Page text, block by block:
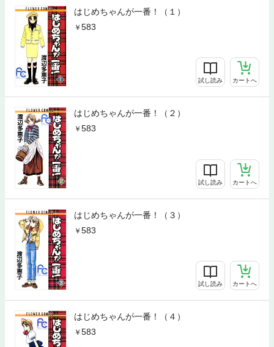
はじめちゃんが一番！（１）
583
試し読み カートへ
はじめちゃんが一番！（２）
583
試し読み カートへ
はじめちゃんが一番！（３）
583
試し読み カートへ
はじめちゃんが一番！（４）
583